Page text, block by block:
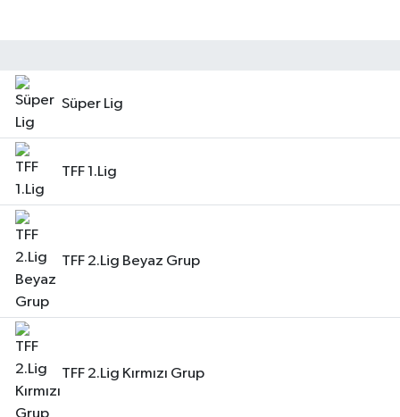
Süper Lig
TFF 1.Lig
TFF 2.Lig Beyaz Grup
TFF 2.Lig Kırmızı Grup